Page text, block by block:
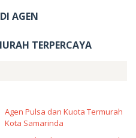
AGEN
TERPERCAYA
Agen Pulsa dan Kuota Termurah
Kota Samarinda